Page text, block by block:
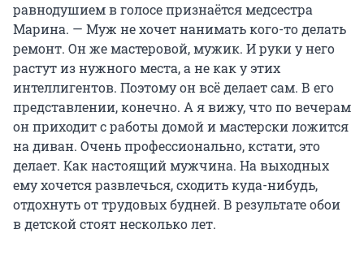
равнодушием в голосе признаётся медсестра
Марина. — Муж не хочет нанимать кого-то делать
ремонт. Он же мастеровой, мужик. И руки у него
растут из нужного места, а не как у этих
интеллигентов. Поэтому он всё делает сам. В его
представлении, конечно. А я вижу, что по вечерам
он приходит с работы домой и мастерски ложится
на диван. Очень профессионально, кстати, это
делает. Как настоящий мужчина. На выходных
ему хочется развлечься, сходить куда-нибудь,
отдохнуть от трудовых будней. В результате обои
в детской стоят несколько лет.